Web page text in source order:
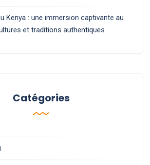
Kenya : une immersion captivante au
et traditions authentiques
Catégories